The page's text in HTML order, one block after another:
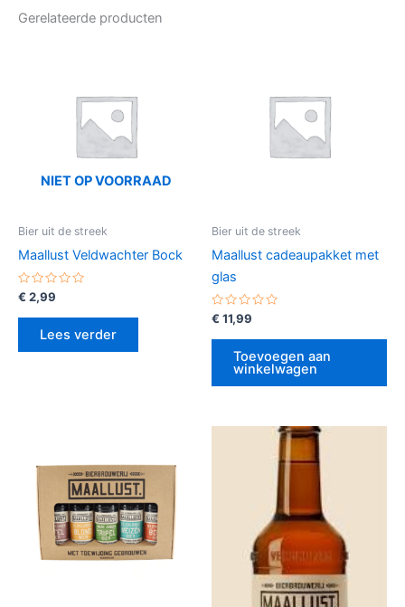
Gerelateerde producten
NIET OP VOORRAAD
Bier uit de streek
Maallust Veldwachter Bock
Gewaardeerd
uit
€ 2,99
Lees verder
Bier uit de streek
Maallust cadeaupakket met
glas
Gewaardeerd
uit
€ 11,99
Toevoegen aan
winkelwagen